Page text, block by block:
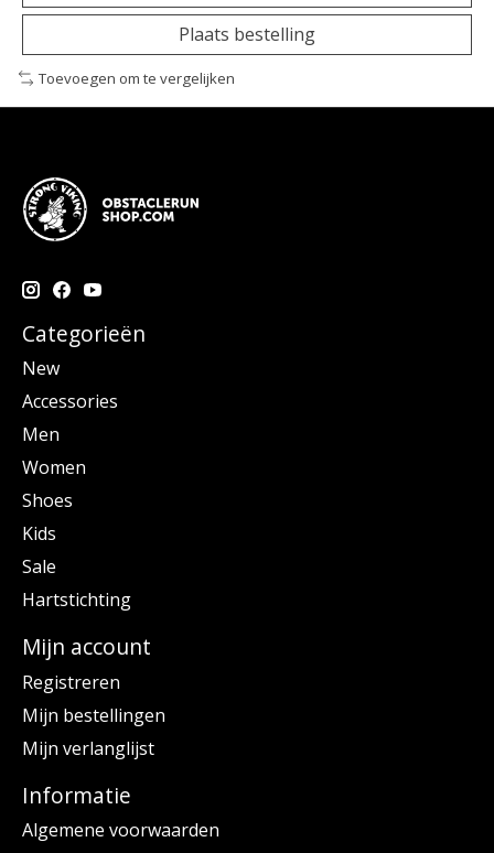
Plaats bestelling
Toevoegen om te vergelijken
Categorieën
New
Accessories
Men
Women
Shoes
Kids
Sale
Hartstichting
Mijn account
Registreren
Mijn bestellingen
Mijn verlanglijst
Informatie
Algemene voorwaarden